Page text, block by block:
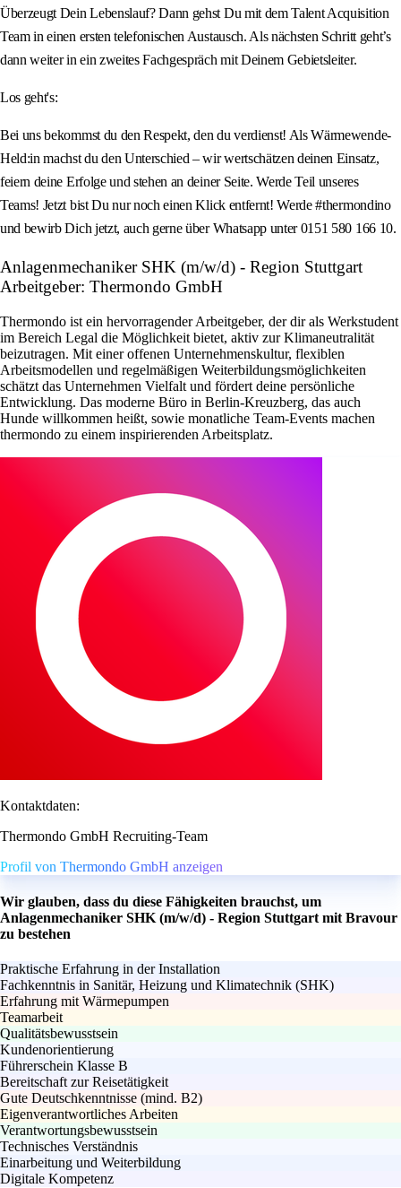
Überzeugt Dein Lebenslauf? Dann gehst Du mit dem Talent Acquisition
Team in einen ersten telefonischen Austausch. Als nächsten Schritt geht’s
dann weiter in ein zweites Fachgespräch mit Deinem Gebietsleiter.
Los geht's:
Bei uns bekommst du den Respekt, den du verdienst! Als Wärmewende-
Held:in machst du den Unterschied – wir wertschätzen deinen Einsatz,
feiern deine Erfolge und stehen an deiner Seite. Werde Teil unseres
Teams! Jetzt bist Du nur noch einen Klick entfernt! Werde #thermondino
und bewirb Dich jetzt, auch gerne über Whatsapp unter 0151 580 166 10.
Anlagenmechaniker SHK (m/w/d) - Region Stuttgart
Arbeitgeber: Thermondo GmbH
Thermondo ist ein hervorragender Arbeitgeber, der dir als Werkstudent
im Bereich Legal die Möglichkeit bietet, aktiv zur Klimaneutralität
beizutragen. Mit einer offenen Unternehmenskultur, flexiblen
Arbeitsmodellen und regelmäßigen Weiterbildungsmöglichkeiten
schätzt das Unternehmen Vielfalt und fördert deine persönliche
Entwicklung. Das moderne Büro in Berlin-Kreuzberg, das auch
Hunde willkommen heißt, sowie monatliche Team-Events machen
thermondo zu einem inspirierenden Arbeitsplatz.
Kontaktdaten:
Thermondo GmbH Recruiting-Team
Profil von Thermondo GmbH anzeigen
Wir glauben, dass du diese Fähigkeiten brauchst, um
Anlagenmechaniker SHK (m/w/d) - Region Stuttgart mit Bravour
zu bestehen
Praktische Erfahrung in der Installation
Fachkenntnis in Sanitär, Heizung und Klimatechnik (SHK)
Erfahrung mit Wärmepumpen
Teamarbeit
Qualitätsbewusstsein
Kundenorientierung
Führerschein Klasse B
Bereitschaft zur Reisetätigkeit
Gute Deutschkenntnisse (mind. B2)
Eigenverantwortliches Arbeiten
Verantwortungsbewusstsein
Technisches Verständnis
Einarbeitung und Weiterbildung
Digitale Kompetenz